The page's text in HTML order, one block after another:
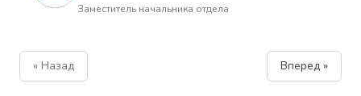
Заместитель начальника отдела
« Назад Вперед »